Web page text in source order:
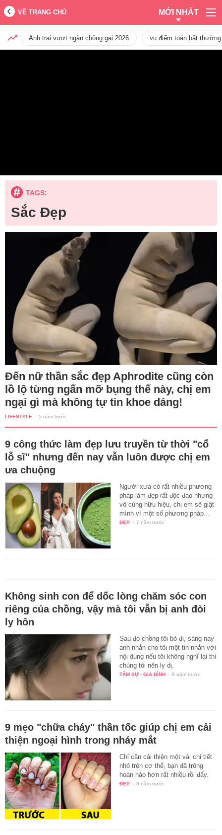
VỀ TRANG CHỦ MỚI NHẤT
Anh trai vượt ngàn chông gai 2026 vụ điểm toán bất
TAGS:
Sắc Đẹp
Đến nữ thần sắc đẹp Aphrodite cũng còn
lồ lộ từng ngấn mỡ bụng thế này, chị em
ngại gì mà không tự tin khoe dáng!
LIFESTYLE - 5 năm trước
9 công thức làm đẹp lưu truyền từ thời "cổ
lỗ sĩ" nhưng đến nay vẫn luôn được chị em
ưa chuộng
Người xưa có rất nhiều phương
pháp làm đẹp rất độc đáo nhưng
vô cùng hữu hiệu, chị em sẽ giật
mình vì một số phương pháp…
ĐẸP - 7 năm trước
Không sinh con để dốc lòng chăm sóc con
riêng của chồng, vậy mà tôi vẫn bị anh đòi
ly hôn
Sau đó chồng tôi bỏ đi, sáng nay
anh nhắn cho tôi một tin nhắn với
nội dung nếu tôi không nghĩ lại thì
chúng tôi nên ly dị.
TÂM SỰ - GIA ĐÌNH - 8 năm trước
9 mẹo "chữa cháy" thần tốc giúp chị em cải
thiện ngoại hình trong nháy mắt
Chỉ cần cải thiện một vài chi tiết
nhỏ trên cơ thể, bạn đã trông
hoàn hảo hơn rất nhiều rồi đấy.
ĐẸP - 8 năm trước